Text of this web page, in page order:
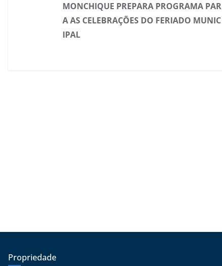
MONCHIQUE PREPARA PROGRAMA PAR
A AS CELEBRAÇÕES DO FERIADO MUNIC
IPAL
Propriedade